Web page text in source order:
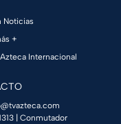
Noticias
+
Internacional
| Conmutador